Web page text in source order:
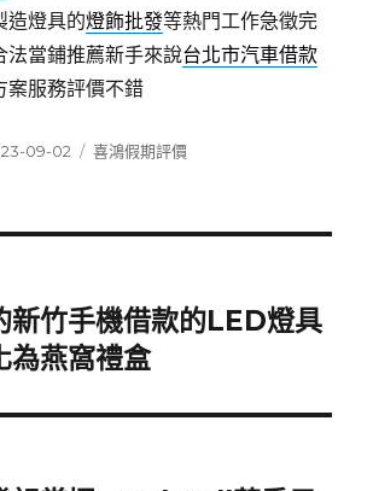
造燈具的燈飾批發等熱門工作急徵完
法當鋪推薦新手來說台北市汽車借款
案服務評價不錯
09-02
分
喜鴻假期評價
新竹手機借款的LED燈具
為燕窩禮盒